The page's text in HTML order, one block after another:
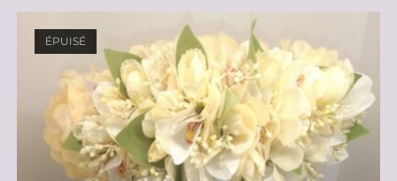
ÉPUISÉ